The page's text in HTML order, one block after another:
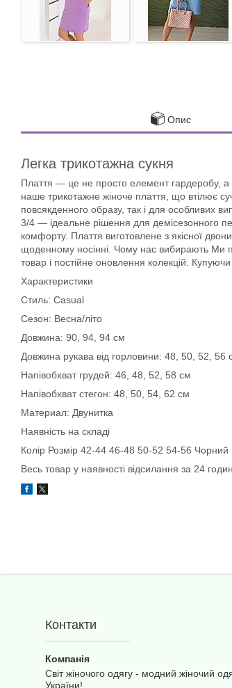
Опис
Легка трикотажна сукня
Плаття — це не просто елемент гардеробу, а
наше трикотажне жіноче плаття, що втілює
повсякденного образу, так і для особливих
3/4 — ідеальне рішення для демісезонного
комфорту. Плаття виготовлене з якісної
щоденному носінні. Чому нас вибирають Ми
товар і постійне оновлення колекцій.
Характеристики
Стиль: Casual
Сезон: Весна/літо
Довжина: 90, 94, 94 см
Довжина рукава від горловини: 48, 50, 52, 56
Напівобхват грудей: 46, 48, 52, 58 см
Напівобхват стегон: 48, 50, 54, 62 см
Материал: Двунитка
Наявність на складі
Колір Розмір 42-44 46-48 50-52 54-56
Весь товар у наявності відсилання за 24
Контакти
Світ жіночого одягу - модний жіночий
України!